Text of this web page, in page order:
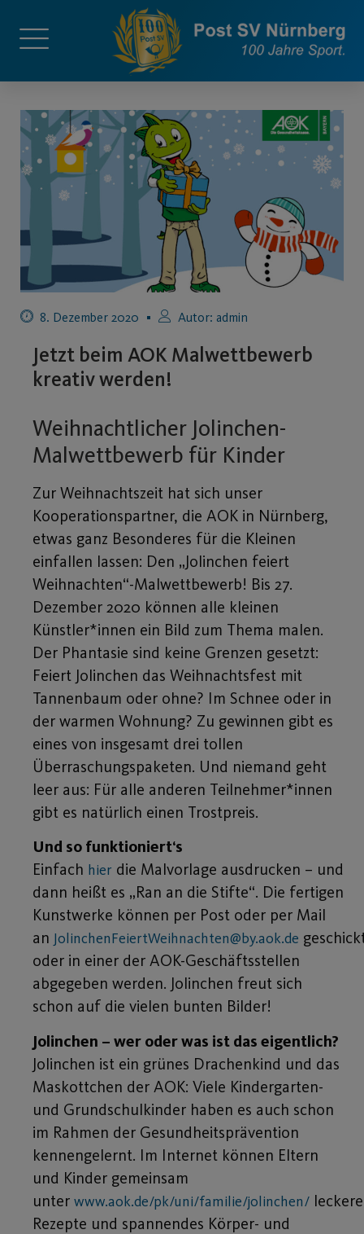
8. Dezember 2020 Autor: admin
Jetzt beim AOK Malwettbewerb
kreativ werden!
Weihnachtlicher Jolinchen-
Malwettbewerb für Kinder
Zur Weihnachtszeit hat sich unser
Kooperationspartner, die AOK in Nürnberg,
etwas ganz Besonderes für die Kleinen
einfallen lassen: Den „Jolinchen feiert
Weihnachten“-Malwettbewerb! Bis 27.
Dezember 2020 können alle kleinen
Künstler*innen ein Bild zum Thema malen.
Der Phantasie sind keine Grenzen gesetzt:
Feiert Jolinchen das Weihnachtsfest mit
Tannenbaum oder ohne? Im Schnee oder in
der warmen Wohnung? Zu gewinnen gibt es
eines von insgesamt drei tollen
Überraschungspaketen. Und niemand geht
leer aus: Für alle anderen Teilnehmer*innen
gibt es natürlich einen Trostpreis.
Und so funktioniert‘s
Einfach hier die Malvorlage ausdrucken – und
dann heißt es „Ran an die Stifte“. Die fertigen
Kunstwerke können per Post oder per Mail
an JolinchenFeiertWeihnachten@by.aok.de
oder in einer der AOK-Geschäftsstellen
abgegeben werden. Jolinchen freut sich
schon auf die vielen bunten Bilder!
Jolinchen – wer oder was ist das eigentlich?
Jolinchen ist ein grünes Drachenkind und das
Maskottchen der AOK: Viele Kindergarten-
und Grundschulkinder haben es auch schon
im Rahmen der Gesundheitsprävention
kennengelernt. Im Internet können Eltern
und Kinder gemeinsam
unter www.aok.de/pk/uni/familie/jolinchen/ leckere
Rezepte und spannendes Körper- und